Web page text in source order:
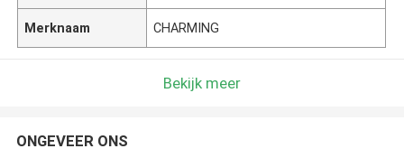
Merknaam CHARMING
Bekijk meer
ONGEVEER ONS